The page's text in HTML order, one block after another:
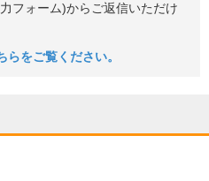
フォーム)からご返信いただけ
をご覧ください。